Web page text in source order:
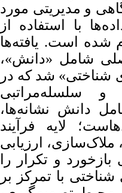
و مدیریتی مورد
با استفاده از
شده است. یافته‌ها
شامل «دانش»،
شناختی» شد که در
سلسله‌مراتبی
دانش نشانه‌ها،
لایه فرآیند
ارزیابی
و تکرار را
با تمرکز بر